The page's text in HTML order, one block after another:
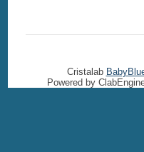
Cristalab
Powered by